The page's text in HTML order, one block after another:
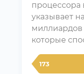
процессора
указывает
миллиардов
которые
173